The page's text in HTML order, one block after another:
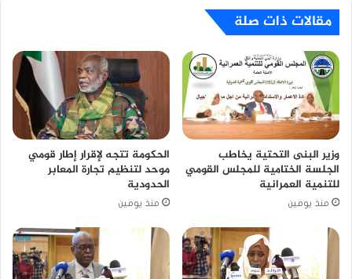
مقالات ذات صلة
وزير البنى التحتية يخاطب
الجلسة الختامية للمجلس القومي
للتنمية العمرانية
منذ يومين
الحكومة تتجه لإقرار إطار قومي
موحد لتنظيم تجارة المعابر
الحدودية
منذ يومين